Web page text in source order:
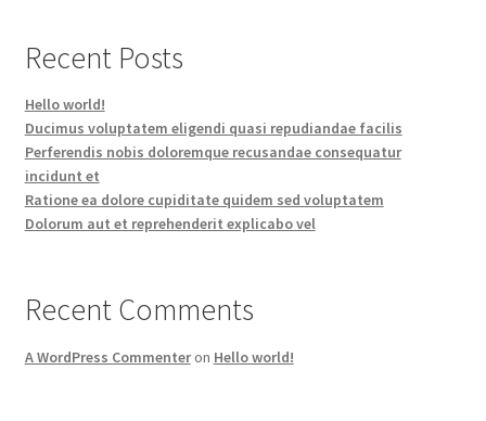
Recent Posts
Hello world!
Ducimus voluptatem eligendi quasi repudiandae facilis
Perferendis nobis doloremque recusandae consequatur
incidunt et
Ratione ea dolore cupiditate quidem sed voluptatem
Dolorum aut et reprehenderit explicabo vel
Recent Comments
A WordPress Commenteron Hello world!